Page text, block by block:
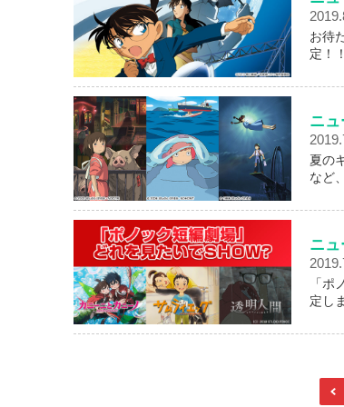
お待
定！！
ニュ
夏の
など
ニュ
「
定し